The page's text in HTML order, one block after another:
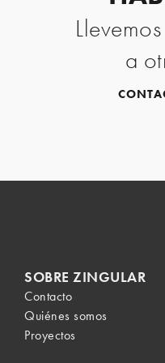
a
SOBRE ZINGULAR
Contacto
Quiénes somos
Proyectos